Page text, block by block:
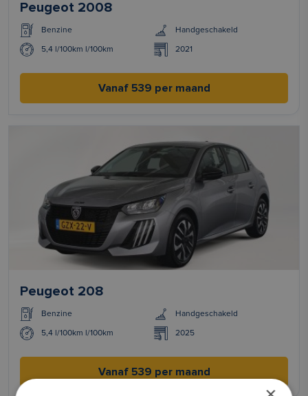
Peugeot 2008
Benzine Handgeschakeld
5,4 l/100km l/100km 2021
Vanaf 539 per maand
Peugeot 208
Benzine Handgeschakeld
5,4 l/100km l/100km 2025
Vanaf 539 per maand